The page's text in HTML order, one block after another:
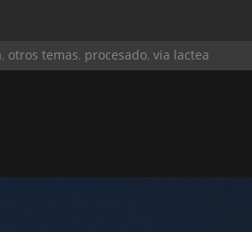
, otros temas, procesado, via lactea